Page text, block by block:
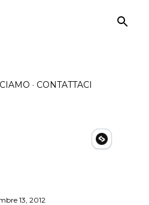
CONTATTACI
13, 2012